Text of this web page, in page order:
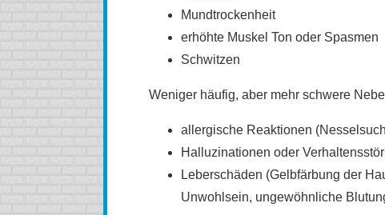
Mundtrockenheit
erhöhte Muskel Ton oder Spasmen
Schwitzen
Weniger häufig, aber mehr schwere
allergische Reaktionen
Halluzinationen oder
Leberschäden (Gelbfärbung der
Unwohlsein, ungewöhnliche